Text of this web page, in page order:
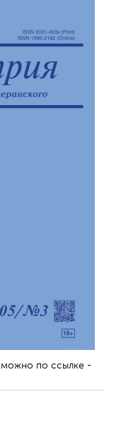
можно по ссылке -